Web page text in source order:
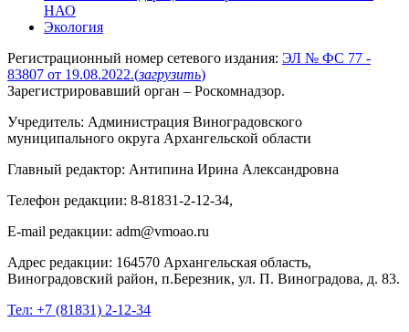
НАО
Экология
Регистрационный номер сетевого издания: ЭЛ № ФС 77 -
83807 от 19.08.2022.(загрузить)
Зарегистрировавший орган – Роскомнадзор.
Учредитель: Администрация Виноградовского
муниципального округа Архангельской области
Главный редактор: Антипина Ирина Александровна
Телефон редакции: 8-81831-2-12-34,
E-mail редакции: adm@vmoao.ru
Адрес редакции: 164570 Архангельская область,
Виноградовский район, п.Березник, ул. П. Виноградова, д. 83.
Тел: +7 (81831) 2-12-34